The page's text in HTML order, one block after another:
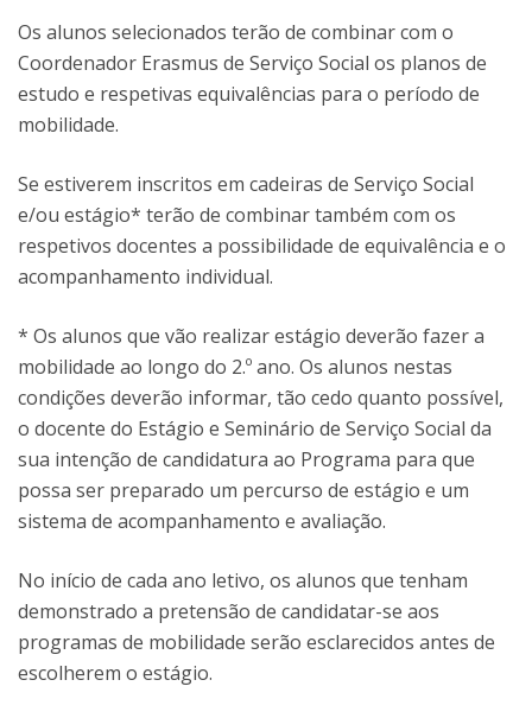
Os alunos selecionados terão de combinar com o
Coordenador Erasmus de Serviço Social os planos de
estudo e respetivas equivalências para o período de
mobilidade.
Se estiverem inscritos em cadeiras de Serviço Social
e/ou estágio* terão de combinar também com os
respetivos docentes a possibilidade de equivalência e o
acompanhamento individual.
* Os alunos que vão realizar estágio deverão fazer a
mobilidade ao longo do 2.º ano. Os alunos nestas
condições deverão informar, tão cedo quanto possível,
o docente do Estágio e Seminário de Serviço Social da
sua intenção de candidatura ao Programa para que
possa ser preparado um percurso de estágio e um
sistema de acompanhamento e avaliação.
No início de cada ano letivo, os alunos que tenham
demonstrado a pretensão de candidatar-se aos
programas de mobilidade serão esclarecidos antes de
escolherem o estágio.